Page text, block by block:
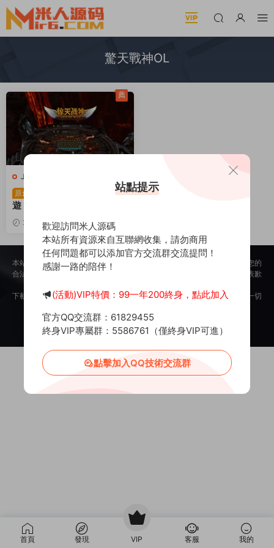
驚天戰神OL
J-驚天戰神OL
原創
2.5D魔幻MMORPG端
遊【驚天戰神OL無限制版】
Win一鍵服務端+PC客戶端+
GM工具+網頁注冊+視頻架
2024-12-21 690 30
薦
本站所提供的内容均來自公開網絡收集、轉發、二次開發而來，若侵犯了您的
合法權益，請來信通知我們，我們會及時删除，給您帶來的不便，我們深表歉
下載用戶僅供學習交流，若使用商業用途，請購買正版授權，否則産生的一切
Copyright © 2012-2025 MiR6.COMAll Rights Reserved
投訴郵箱： Mail@Mir6.com 蜀ICP備2022016462号-2
首頁 發現 VIP 客服 我的
站點提示
歡迎訪問米人源碼
本站所有資源來自互聯網收集，請勿商用
任何問題都可以添加官方交流群交流提問！
感謝一路的陪伴！
(活動)VIP特價：99一年200終身，點此加入
官方QQ交流群：61829455
終身VIP專屬群：5586761（僅終身VIP可進）
點擊加入QQ技術交流群